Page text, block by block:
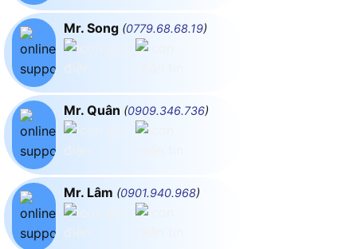
Mr. Song (0779.68.68.19)
Mr. Quân (0909.346.736)
Mr. Lâm (0901.940.968)